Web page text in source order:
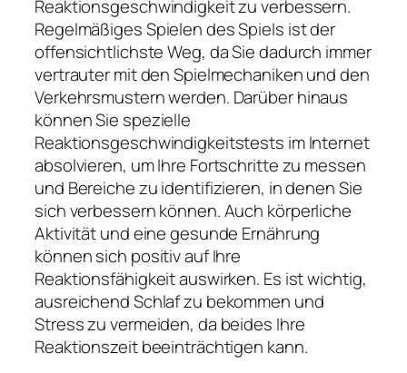
Reaktionsgeschwindigkeit zu verbessern.
Regelmäßiges Spielen des Spiels ist der
offensichtlichste Weg, da Sie dadurch immer
vertrauter mit den Spielmechaniken und den
Verkehrsmustern werden. Darüber hinaus
können Sie spezielle
Reaktionsgeschwindigkeitstests im Internet
absolvieren, um Ihre Fortschritte zu messen
und Bereiche zu identifizieren, in denen Sie
sich verbessern können. Auch körperliche
Aktivität und eine gesunde Ernährung
können sich positiv auf Ihre
Reaktionsfähigkeit auswirken. Es ist wichtig,
ausreichend Schlaf zu bekommen und
Stress zu vermeiden, da beides Ihre
Reaktionszeit beeinträchtigen kann.